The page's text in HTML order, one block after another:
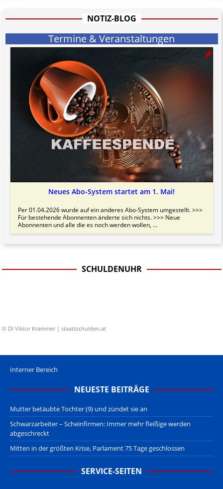
NOTIZ-BLOG
Termine & Veranstaltungen
Neues Abo-System startet am 1. Mai!
Per 01.04.2026 wurde auf ein anderes Abo-System umgestellt. >>>
Für bestehende Abonnenten änderte sich nichts. >>> Neue
Abonnenten und alle die es noch werden wollen, ...
SCHULDENUHR
© DI Viktor Krammer | staatsschulden.at
Interner Bereich
NEUESTE BEITRÄGE
Mutter betäubte Tochter (9) und zündet sie an
Schwarzarbeiter – Scheinfirmen: Immer mehr fleißige werden
abgeschreckt
Mitten in der größten Krise, Parlament 75 Tage geschlossen
SERVICE-SEITEN